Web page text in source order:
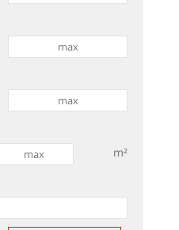
m²